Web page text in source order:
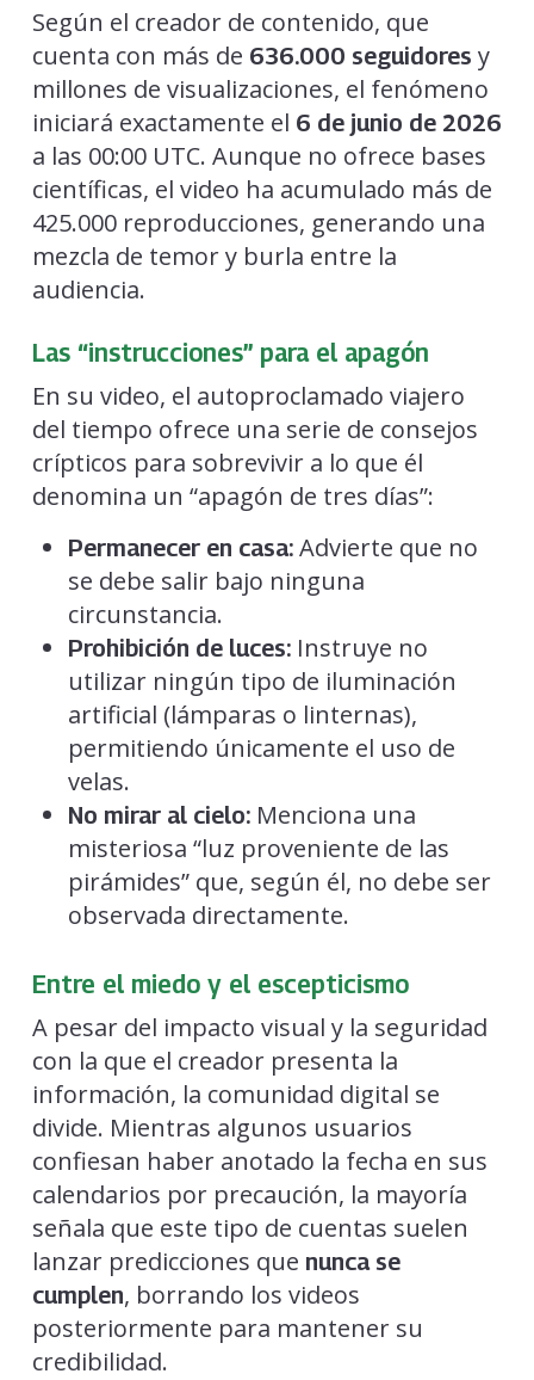
Según el creador de contenido, que
cuenta con más de 636.000 seguidores y
millones de visualizaciones, el fenómeno
iniciará exactamente el 6 de junio de 2026
a las 00:00 UTC. Aunque no ofrece bases
científicas, el video ha acumulado más de
425.000 reproducciones, generando una
mezcla de temor y burla entre la
audiencia.
Las “instrucciones” para el apagón
En su video, el autoproclamado viajero
del tiempo ofrece una serie de consejos
crípticos para sobrevivir a lo que él
denomina un “apagón de tres días”:
Permanecer en casa:Advierte que no
se debe salir bajo ninguna
circunstancia.
Prohibición de luces:Instruye no
utilizar ningún tipo de iluminación
artificial (lámparas o linternas),
permitiendo únicamente el uso de
velas.
No mirar al cielo:Menciona una
misteriosa “luz proveniente de las
pirámides” que, según él, no debe ser
observada directamente.
Entre el miedo y el escepticismo
A pesar del impacto visual y la seguridad
con la que el creador presenta la
información, la comunidad digital se
divide. Mientras algunos usuarios
confiesan haber anotado la fecha en sus
calendarios por precaución, la mayoría
señala que este tipo de cuentas suelen
lanzar predicciones que nunca se
cumplen, borrando los videos
posteriormente para mantener su
credibilidad.